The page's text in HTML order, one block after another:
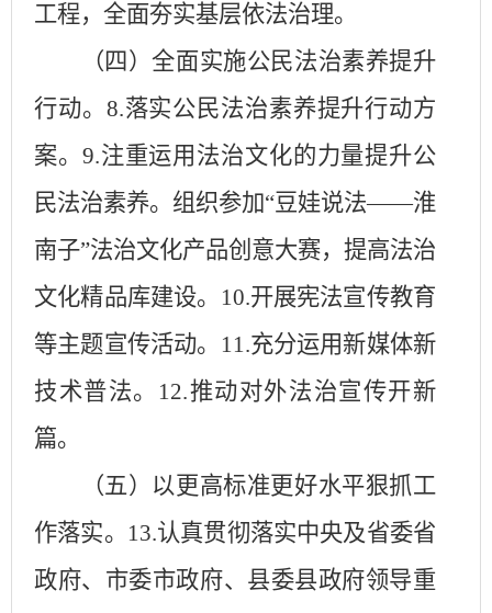
工程，全面夯实基层依法治理。
（四）全面实施公民法治素养提升
行动。 8.落实公民法治素养提升行动方
案。9.注重运用法治文化的力量提升公
民法治素养。组织参加“豆娃说法——淮
南子”法治文化产品创意大赛，提高法治
文化精品库建设。10.开展宪法宣传教育
等主题宣传活动。11.充分运用新媒体新
技术普法。12.推动对外法治宣传开新
篇。
（五）以更高标准更好水平狠抓工
作落实。 13.认真贯彻落实中央及省委省
政府、市委市政府、县委县政府领导重